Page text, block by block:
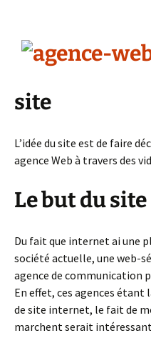
site
L’idée du site est de faire
agence Web à travers des
Le but du site
Du fait que internet ai une
société actuelle, une web-
agence de communication
En effet, ces agences étant
de site internet, le fait de
marchent serait